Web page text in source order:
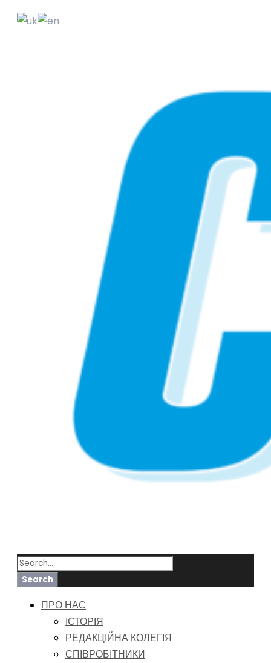
ПРО НАС
ІСТОРІЯ
РЕДАКЦІЙНА КОЛЕГІЯ
СПІВРОБІТНИКИ